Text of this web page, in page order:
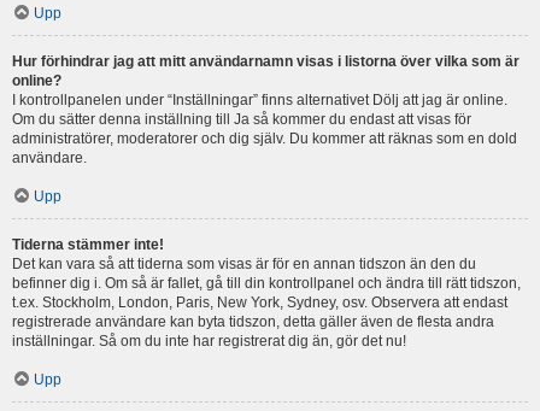
Upp
Hur förhindrar jag att mitt användarnamn visas i listorna över vilka som är
online?
I kontrollpanelen under “Inställningar” finns alternativet Dölj att jag är online.
Om du sätter denna inställning till Ja så kommer du endast att visas för
administratörer, moderatorer och dig själv. Du kommer att räknas som en dold
användare.
Upp
Tiderna stämmer inte!
Det kan vara så att tiderna som visas är för en annan tidszon än den du
befinner dig i. Om så är fallet, gå till din kontrollpanel och ändra till rätt tidszon,
t.ex. Stockholm, London, Paris, New York, Sydney, osv. Observera att endast
registrerade användare kan byta tidszon, detta gäller även de flesta andra
inställningar. Så om du inte har registrerat dig än, gör det nu!
Upp